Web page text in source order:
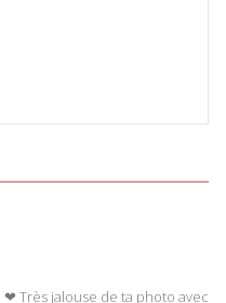
Très jalouse de ta photo avec